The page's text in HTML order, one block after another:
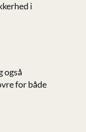
i
også
for både